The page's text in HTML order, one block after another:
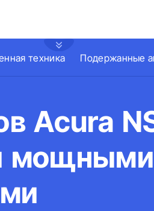
техника Подержанные
Acura
мощными